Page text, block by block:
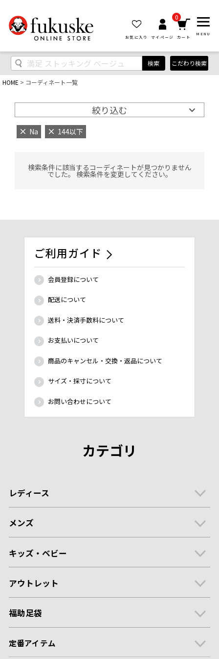
お気に入り マイページ
0
カート
MENU
検索 こだわり検索
HOME コーディネート一覧
絞り込む
Na 144以下
検索条件に該当するコーディネートが見つかりません
でした。 検索条件を変更してください。
ご利用ガイド
会員登録について
配送について
送料・決済手数料について
お支払いについて
商品のキャンセル・交換・返品について
サイズ・採寸について
お問い合わせについて
カテゴリ
レディース
メンズ
キッズ・ベビー
アウトレット
福助足袋
定番アイテム